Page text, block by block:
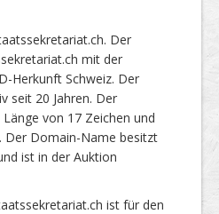
Der
mit der
Herkunft Schweiz. Der
seit 20 Jahren. Der
von 17 Zeichen und
Der Domain-Name besitzt
ist in der Auktion
ist für den